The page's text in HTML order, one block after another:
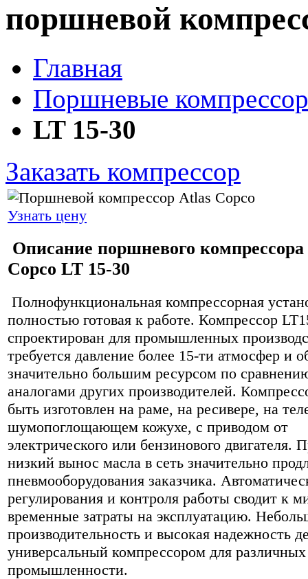
поршневой
Главная
Поршневые
LT 15-30
Заказать компрессор
Узнать цену
Описание поршневого
Copco LT 15-30
Полнофункциональная компрессорная
полностью готовая к работе. Компрессор
спроектирован для промышленных
требуется давление более 15-ти атмосфер и
значительно большим ресурсом по
аналогами других производителей.
быть изготовлен на раме, на ресивере, на
шумопоглощающем кожухе, с приводом от
электрического или бензинового двигателя.
низкий вынос масла в сеть значительно
пневмооборудования заказчика.
регулирования и контроля работы сводит к
временные затраты на эксплуатацию.
производительность и высокая надежность
универсальный компрессором для различных
промышленности.